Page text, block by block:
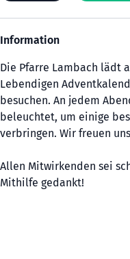
Information
Die Pfarre Lambach lädt
Lebendigen
besuchen. An jedem
beleuchtet, um einige
verbringen. Wir freuen
Allen Mitwirkenden sei
Mithilfe gedankt!